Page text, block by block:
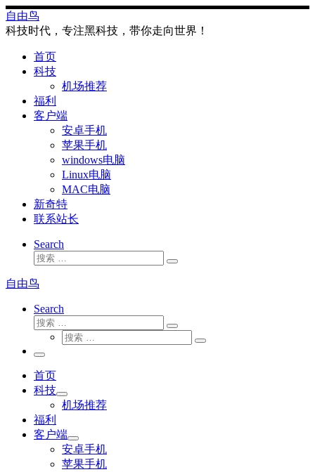
Skip
to
content
自由鸟
科技时代，专注黑科技，带你走向世界！
首页
科技
机场推荐
福利
客户端
安卓手机
苹果手机
windows电脑
Linux电脑
MAC电脑
新奇特
联系站长
Search
搜
搜
自由鸟
Search
搜
搜
索
搜
搜
主
菜
单
首页
科技
机场推荐
福利
客户端
安卓手机
苹果手机